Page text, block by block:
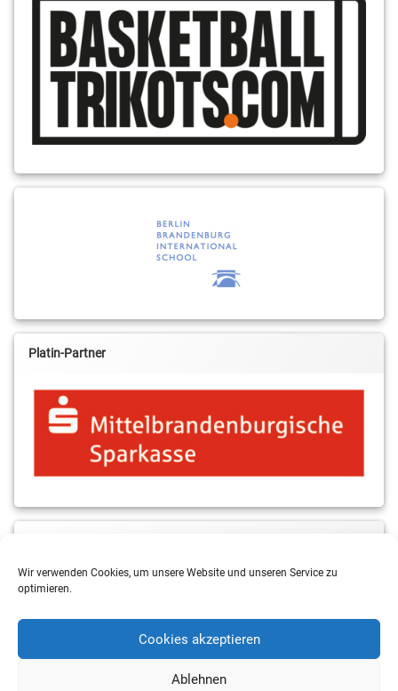
Wir verwenden Cookies, um unsere Website und unseren Service zu
optimieren.
Cookies akzeptieren
Ablehnen
Platin-Partner